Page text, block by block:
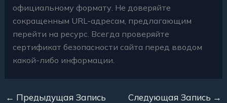
официальному формату. Не доверяйте
сокращенным URL-адресам, предлагающим
перейти на ресурс. Всегда проверяйте
сертификат безопасности сайта перед вводом
какой-либо информации.
← Предыдущая Запись Следующая Запись →